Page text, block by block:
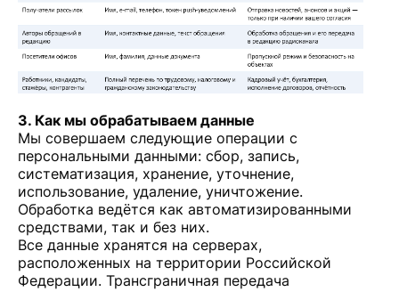
3. Как мы обрабатываем данные
Мы совершаем следующие операции с
персональными данными: сбор, запись,
систематизация, хранение, уточнение,
использование, удаление, уничтожение.
Обработка ведётся как автоматизированными
средствами, так и без них.
Все данные хранятся на серверах,
расположенных на территории Российской
Федерации. Трансграничная передача